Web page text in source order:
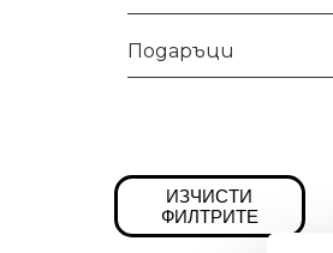
Подаръци
ИЗЧИСТИ
ФИЛТРИТЕ